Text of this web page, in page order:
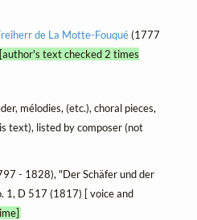
de La Motte-Fouqué(1777
[author's text checked 2 times
mélodies, (etc.), choral pieces,
text), listed by composer (not
- 1828), "Der Schäfer und der
1, D 517 (1817) [ voice and